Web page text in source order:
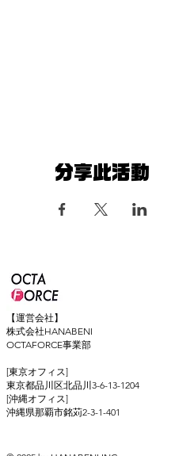
分享此活動
【運営会社】
株式会社HANABENI
OCTAFORCE事業部
[東京オフィス]
東京都品川区北品川3-6-13-1204
[沖縄オフィス]
​沖縄県那覇市銘苅2-3-1-401